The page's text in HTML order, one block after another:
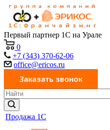
Первый партнер 1С на Урале
0
+7 (343) 370-62-06
office@ericos.ru
Продажа 1С